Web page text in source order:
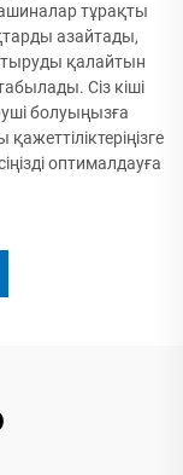
тұрақты
азайтады,
қалайтын
Сіз кіші
болуыңызға
оптималдауға